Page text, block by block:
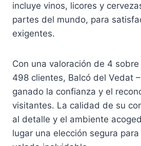
incluye vinos, licores y
partes del mundo, para
exigentes.
Con una valoración de 4
498 clientes, Balcó del Vedat
ganado la confianza y el
visitantes. La calidad de su
al detalle y el ambiente
lugar una elección segura